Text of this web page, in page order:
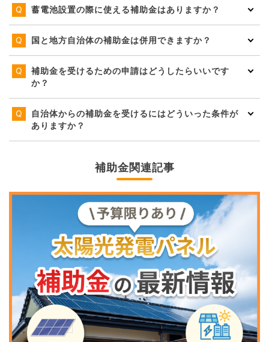
蓄電池設置の際に使える補助金はありますか？
国と地方自治体の補助金は併用できますか？
補助金を受けるための申請はどうしたらいいです
か？
自治体からの補助金を受けるにはどういった条件が
ありますか？
補助金関連記事